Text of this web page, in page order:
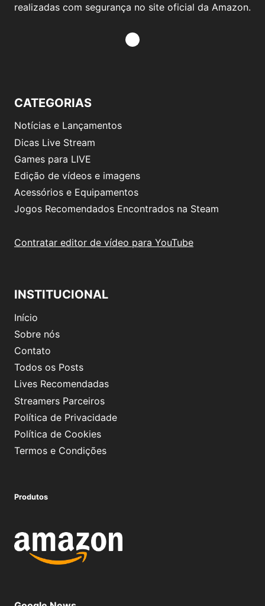
realizadas com segurança no site oficial da Amazon.
CATEGORIAS
Notícias e Lançamentos
Dicas Live Stream
Games para LIVE
Edição de vídeos e imagens
Acessórios e Equipamentos
Jogos Recomendados Encontrados na Steam
Contratar editor de vídeo para YouTube
INSTITUCIONAL
Início
Sobre nós
Contato
Todos os Posts
Lives Recomendadas
Streamers Parceiros
Política de Privacidade
Política de Cookies
Termos e Condições
Produtos